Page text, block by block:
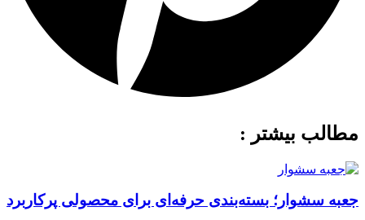
مطالب بیشتر :
جعبه سشوار؛ بسته‌بندی حرفه‌ای برای محصولی پرکاربرد